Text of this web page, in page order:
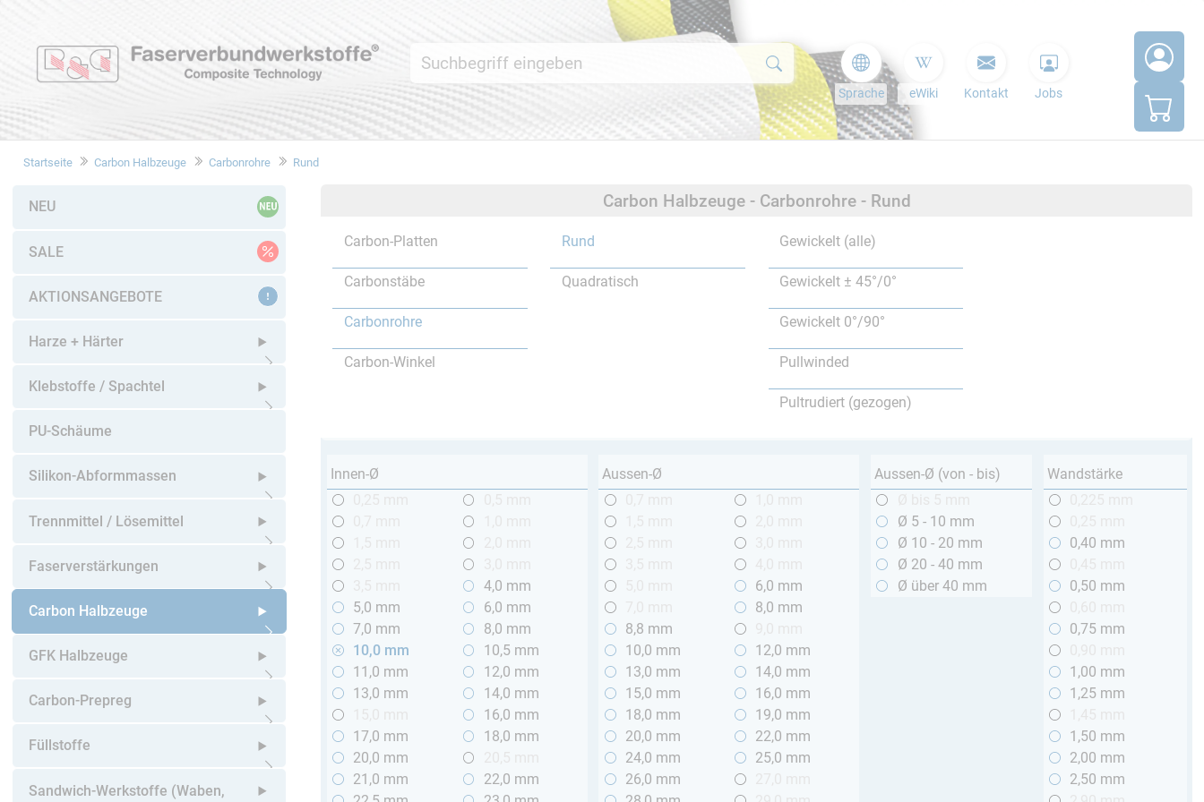
Sprache eWiki Kontakt Jobs
Startseite Carbon Halbzeuge Carbonrohre Rund
NEU
SALE
AKTIONSANGEBOTE
Harze + Härter
Untermenü öffnen
Klebstoffe / Spachtel
PU-Schäume
Silikon-Abformmassen
Untermenü öffnen
Trennmittel / Lösemittel
Untermenü öffnen
Faserverstärkungen
Untermenü öffnen
Carbon Halbzeuge
Untermenü öffnen
GFK Halbzeuge
Untermenü öffnen
Carbon-Prepreg
Untermenü öffnen
Füllstoffe
Untermenü öffnen
Sandwich-Werkstoffe (Waben,
Carbon Halbzeuge - Carbonrohre - Rund
Carbon-Platten
Carbonstäbe
Carbonrohre
Carbon-Winkel
Rund
Quadratisch
Gewickelt (alle)
Gewickelt ± 45°/0°
Gewickelt 0°/90°
Pullwinded
Pultrudiert (gezogen)
Innen-Ø
4,0 mm
5,0 mm
6,0 mm
7,0 mm
8,0 mm
10,0 mm
10,5 mm
11,0 mm
12,0 mm
13,0 mm
14,0 mm
16,0 mm
17,0 mm
18,0 mm
20,0 mm
21,0 mm
22,0 mm
Aussen-Ø
6,0 mm
8,0 mm
8,8 mm
10,0 mm
12,0 mm
13,0 mm
14,0 mm
15,0 mm
16,0 mm
18,0 mm
19,0 mm
20,0 mm
22,0 mm
24,0 mm
25,0 mm
26,0 mm
Aussen-Ø (von - bis)
Ø 5 - 10 mm
Ø 10 - 20 mm
Ø 20 - 40 mm
Ø über 40 mm
Wandstärke
0,40 mm
0,50 mm
0,75 mm
1,00 mm
1,25 mm
1,50 mm
2,00 mm
2,50 mm